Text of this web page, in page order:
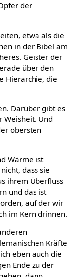
der
etwa als die
in der Bibel am
Geister der
über den
Hierarchie, die
Darüber gibt es
Weisheit. Und
obersten
Wärme ist
dass sie
ihrem Überfluss
und das ist
auf der wir
im Kern drinnen.
Kräfte
eben auch die
Ende zu der